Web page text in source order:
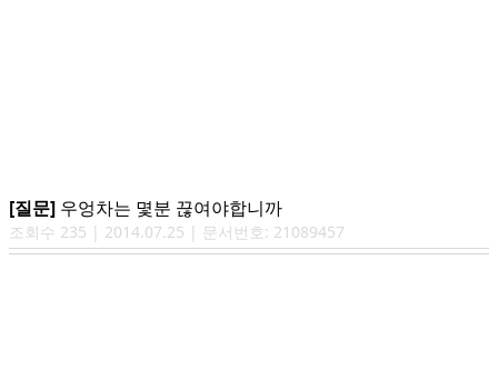
[질문] 우엉차는 몇분 끊여야합니까
조회수 235 | 2014.07.25 | 문서번호: 21089457